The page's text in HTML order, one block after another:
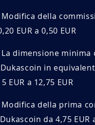
della
EUR a 0,50 EUR
dimensione minima
in
EUR a 12,75 EUR
della prima
da 4,75 EUR